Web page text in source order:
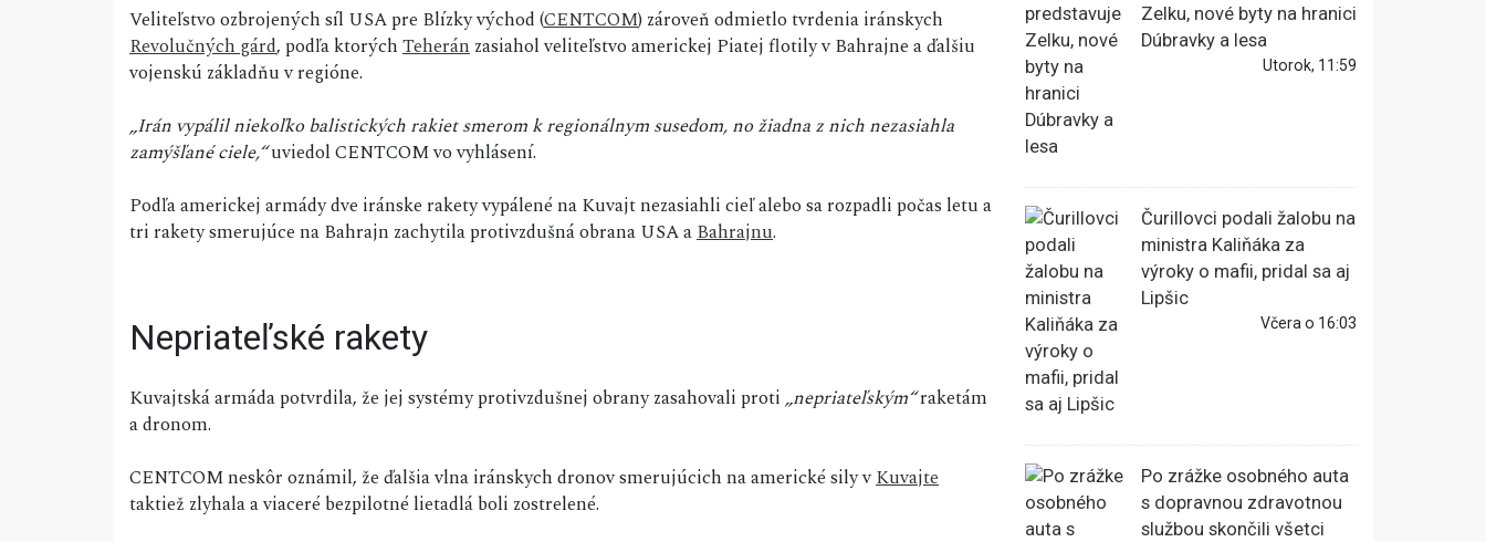
Veliteľstvo ozbrojených síl USA pre Blízky východ (CENTCOM) zároveň odmietlo tvrdenia iránskych
Revolučných gárd, podľa ktorýchTeheránzasiahol veliteľstvo americkej Piatej flotily v Bahrajne a ďalšiu
vojenskú základňu v regióne.
„Irán vypálil niekoľko balistických rakiet smerom k regionálnym susedom, no žiadna z nich nezasiahla
zamýšľané ciele,“uviedol CENTCOM vo vyhlásení.
Podľa americkej armády dve iránske rakety vypálené na Kuvajt nezasiahli cieľ alebo sa rozpadli počas letu a
tri rakety smerujúce na Bahrajn zachytila protivzdušná obrana USA aBahrajnu.
Nepriateľské rakety
Kuvajtská armáda potvrdila, že jej systémy protivzdušnej obrany zasahovali proti„nepriateľským“raketám
a dronom.
CENTCOM neskôr oznámil, že ďalšia vlna iránskych dronov smerujúcich na americké sily vKuvajte
taktiež zlyhala a viaceré bezpilotné lietadlá boli zostrelené.
Zelku, nové byty na hranici
Dúbravky a lesa
Utorok, 11:59
Čurillovci podali žalobu na
ministra Kaliňáka za
výroky o mafii, pridal sa aj
Lipšic
Včera o 16:03
Po zrážke osobného auta
s dopravnou zdravotnou
službou skončili všetci